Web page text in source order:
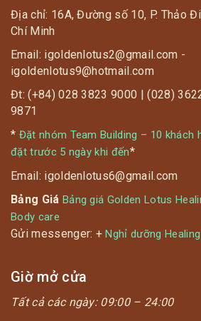
Địa chỉ: 16A, Đường số 10, P. Thảo
Chí Minh
Email: igoldenlotus2@gmail.com -
igoldenlotus9@hotmail.com
Đt: (+84) 028 3823 9000 | (028)
9871
* Đặt nhóm Team Building – 10 khách
đặt trước 5 ngày khi đến*
Email: igoldenlotus6@gmail.com
Bảng Giá Bảng giá Golden Lotus
Body care
Gửi messenger: +Nghỉ dưỡng
Giờ mở cửa
Tất cả các ngày: 09:00 – 24:00